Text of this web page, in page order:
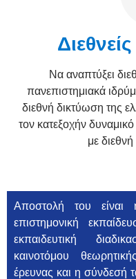
Να αναπτύξει
πανεπιστημιακά
διεθνή δικτύωση της
τον κατεξοχήν
με
Αποστολή του είναι
επιστημονική
εκπαιδευτική
καινοτόμου
έρευνας και η σύνδεσή